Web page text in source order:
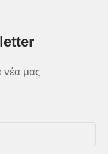
νέα μας